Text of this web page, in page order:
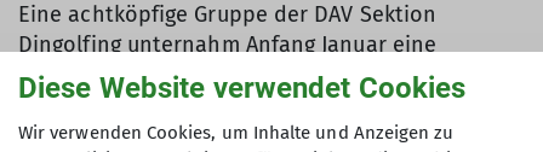
Eine achtköpfige Gruppe der DAV Sektion
Dingolfing unternahm Anfang Januar eine
Schneeschuhtour auf die Haaralmschneid in den
Chiemgauer Alpen. Bei strahlendem
Sonnenschein und etlichen Minusgraden startete
Diese Website verwendet Cookies
Wir verwenden Cookies, um Inhalte und Anzeigen zu